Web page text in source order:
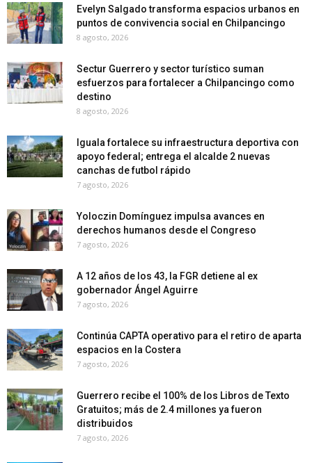
Evelyn Salgado transforma espacios urbanos en
puntos de convivencia social en Chilpancingo
8 agosto, 2026
Sectur Guerrero y sector turístico suman
esfuerzos para fortalecer a Chilpancingo como
destino
8 agosto, 2026
Iguala fortalece su infraestructura deportiva con
apoyo federal; entrega el alcalde 2 nuevas
canchas de futbol rápido
7 agosto, 2026
Yoloczin Domínguez impulsa avances en
derechos humanos desde el Congreso
7 agosto, 2026
A 12 años de los 43, la FGR detiene al ex
gobernador Ángel Aguirre
7 agosto, 2026
Continúa CAPTA operativo para el retiro de aparta
espacios en la Costera
7 agosto, 2026
Guerrero recibe el 100% de los Libros de Texto
Gratuitos; más de 2.4 millones ya fueron
distribuidos
7 agosto, 2026